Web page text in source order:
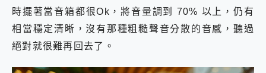
時擺著當音箱都很Ok，將音量調到 70% 以上，仍有
相當穩定清晰，沒有那種粗糙聲音分散的音感，聽過
絕對就很難再回去了。